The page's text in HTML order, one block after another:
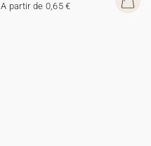
A partir de 0,65 €